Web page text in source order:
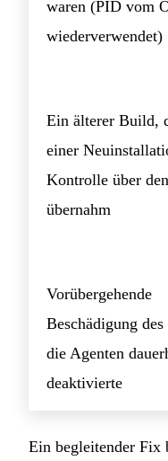
waren (PID vom
wiederverwendet)
Ein älterer Build,
einer
Kontrolle über
übernahm
Vorübergehende
Beschädigung des
die Agenten
deaktivierte
Ein begleitender Fix